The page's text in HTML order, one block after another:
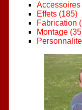
Accessoires
Effets (185)
Fabrication
Montage